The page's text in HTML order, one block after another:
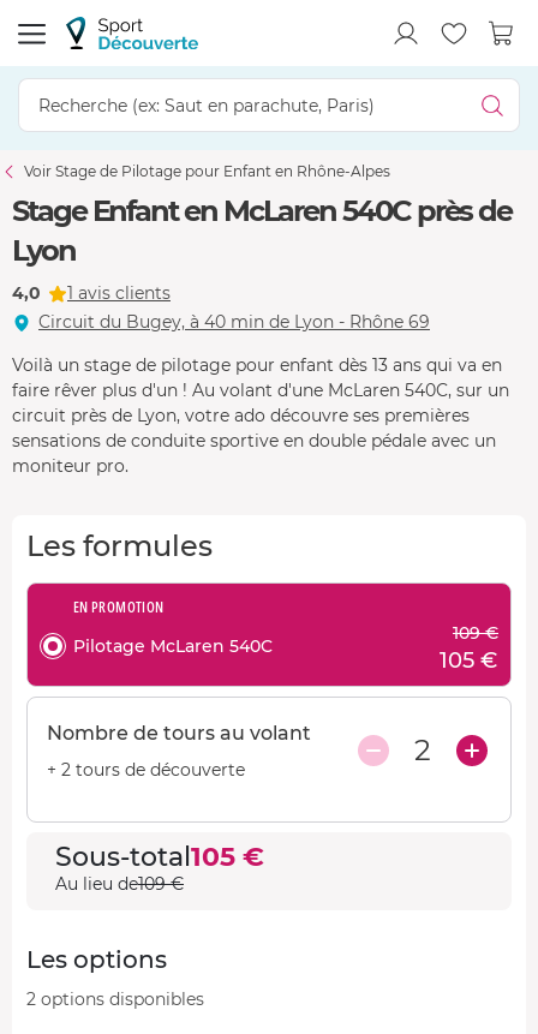
Voir Stage de Pilotage pour Enfant en Rhône-Alpes
Stage Enfant en McLaren 540C près de
Lyon
4,0
1 avis clients
Circuit du Bugey, à 40 min de Lyon - Rhône 69
Voilà un stage de pilotage pour enfant dès 13 ans qui va en
faire rêver plus d'un ! Au volant d'une McLaren 540C, sur un
circuit près de Lyon, votre ado découvre ses premières
sensations de conduite sportive en double pédale avec un
moniteur pro.
Les formules
EN PROMOTION
Pilotage McLaren 540C
109 €
105 €
Nombre de tours au volant
+ 2 tours de découverte
2
Sous-total105 €
Au lieu de109 €
Les options
2 options disponibles